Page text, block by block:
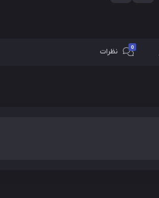
0 نظرات